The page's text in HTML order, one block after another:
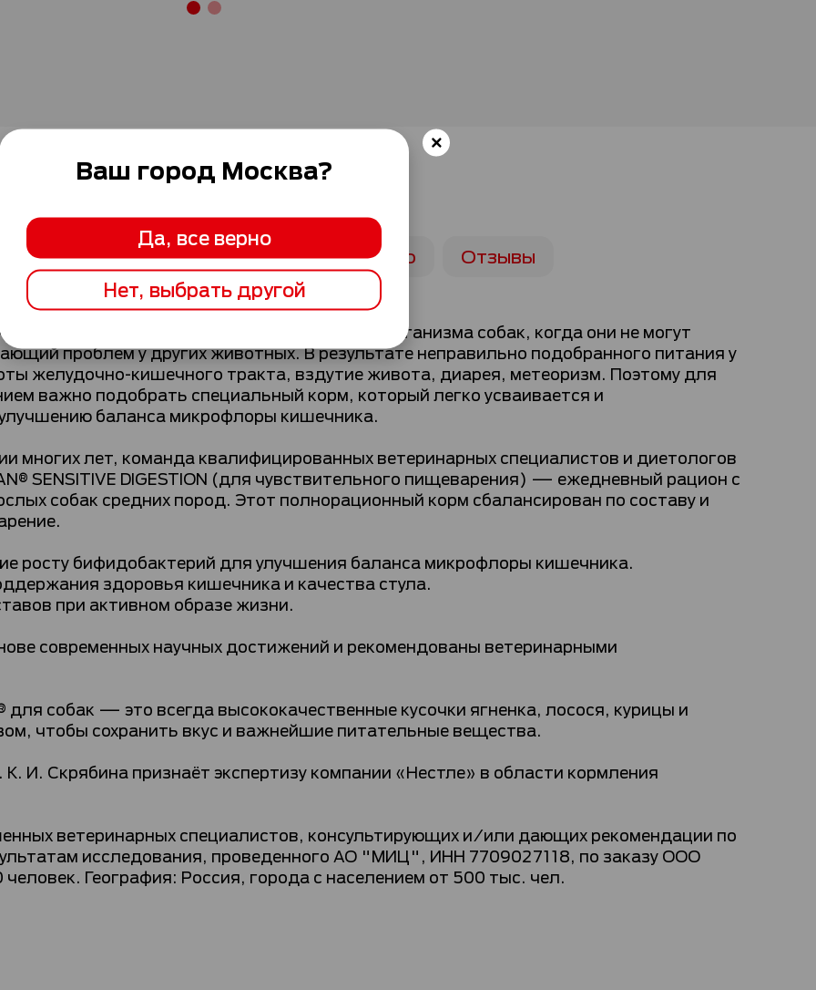
Ваш город Москва?
Да, все верно
Нет, выбрать другой
часто встречающихся особенностей организма собак, когда они не могут
проблем у других животных. В результате неправильно подобранного питания у
желудочно-кишечного тракта, вздутие живота, диарея, метеоризм. Поэтому для
важно подобрать специальный корм, который легко усваивается и
баланса микрофлоры кишечника.
многих лет, команда квалифицированных ветеринарных специалистов и диетологов
SENSITIVE DIGESTION (для чувствительного пищеварения) — ежедневный рацион с
собак средних пород. Этот полнорационный корм сбалансирован по составу и
росту бифидобактерий для улучшения баланса микрофлоры кишечника.
здоровья кишечника и качества стула.
при активном образе жизни.
современных научных достижений и рекомендованы ветеринарными
собак — это всегда высококачественные кусочки ягненка, лосося, курицы и
чтобы сохранить вкус и важнейшие питательные вещества.
И. Скрябина признаёт экспертизу компании «Нестле» в области кормления
ветеринарных специалистов, консультирующих и/или дающих рекомендации по
исследования, проведенного АО "МИЦ", ИНН 7709027118, по заказу ООО
География: Россия, города с населением от 500 тыс. чел.
Рекомендации по кормлению Отзывы